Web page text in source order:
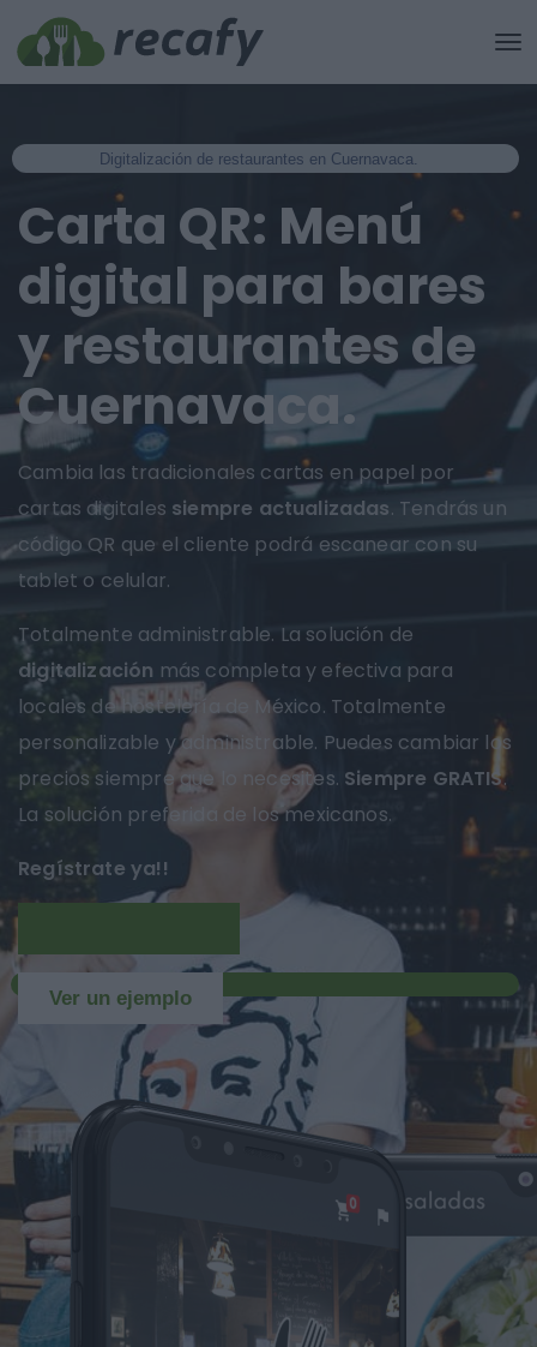
Digitalización de restaurantes en Cuernavaca.
Carta QR: Menú
digital para bares
y restaurantes de
Cuernavaca.
Cambia las tradicionales cartas en papel por
cartas digitales siempre actualizadas. Tendrás un
código QR que el cliente podrá escanear con su
tablet o celular.
Totalmente administrable. La solución de
digitalización más completa y efectiva para
locales de hostelería de México. Totalmente
personalizable y administrable. Puedes cambiar los
precios siempre que lo necesites. Siempre GRATIS.
La solución preferida de los mexicanos.
Regístrate ya!!
Ver un ejemplo